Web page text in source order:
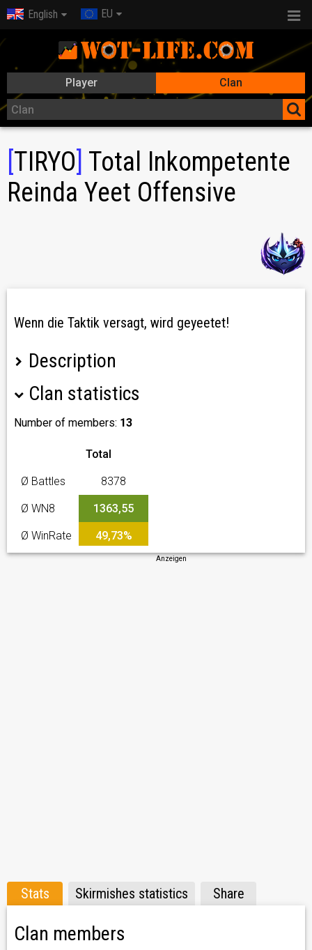
English EU
Player Clan
TIRYO Total Inkompetente
Reinda Yeet Offensive
Wenn die Taktik versagt, wird geyeetet!
Description
Willkommen bei der TIRYO, ein FUN-Clan mit Ambitionen!
Wenn die Taktik versagt, wird geyeetet! - Kein Motto,
Ausführung!
Was du erfüllen solltest:
- Spaß am Spiel
- ein paar Panzer in der Garage
- Discord sollte vorhanden sein
Bewerbt euch oder schreibt uns einfach an.
Clan statistics
Number of members: 13
Total
Ø Battles 8378
Ø WN8 1363,55
Ø WinRate 49,73%
Anzeigen
Stats Skirmishes statistics Share
Clan members